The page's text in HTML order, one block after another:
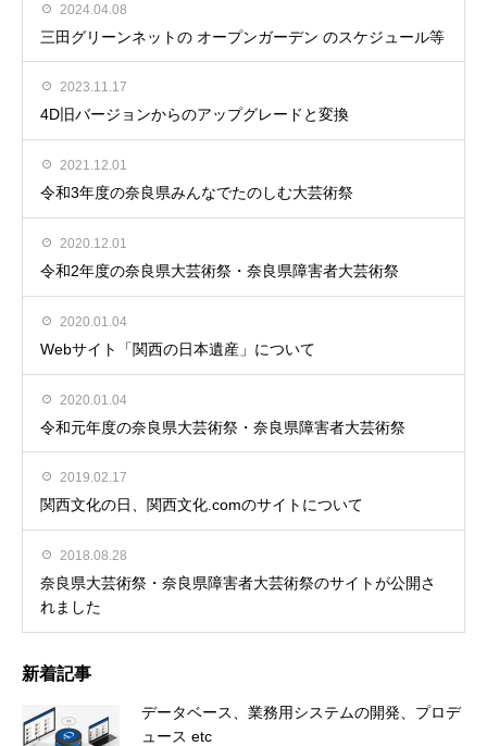
2024.04.08
三田グリーンネットの オープンガーデン のスケジュール等
2023.11.17
4D旧バージョンからのアップグレードと変換
2021.12.01
令和3年度の奈良県みんなでたのしむ大芸術祭
2020.12.01
令和2年度の奈良県大芸術祭・奈良県障害者大芸術祭
2020.01.04
Webサイト「関西の日本遺産」について
2020.01.04
令和元年度の奈良県大芸術祭・奈良県障害者大芸術祭
2019.02.17
関西文化の日、関西文化.comのサイトについて
2018.08.28
奈良県大芸術祭・奈良県障害者大芸術祭のサイトが公開さ
れました
新着記事
データベース、業務用システムの開発、プロデ
ュース etc